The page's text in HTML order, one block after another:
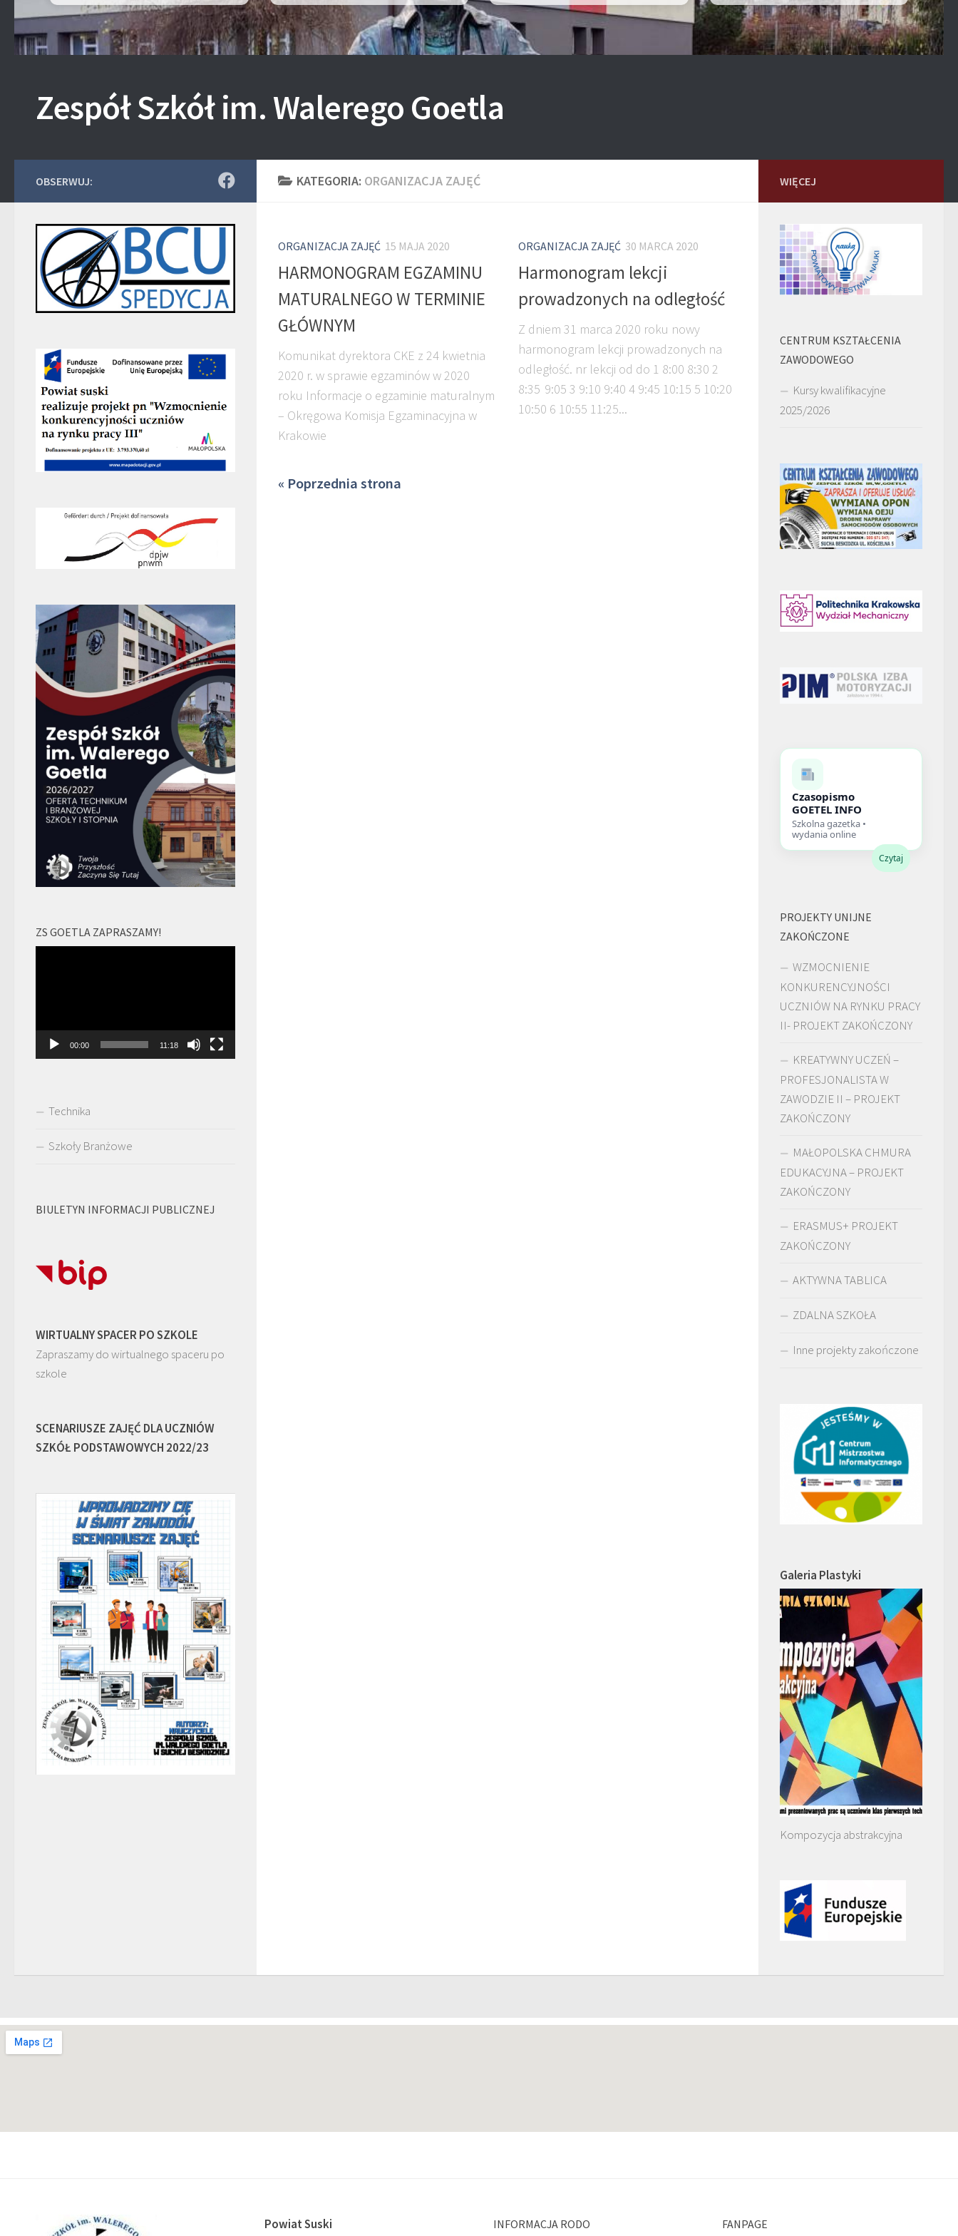
Zespół Szkół im. Walerego Goetla
KATEGORIA: ORGANIZACJA ZAJĘĆ
ORGANIZACJA ZAJĘĆ 15 MAJA 2020
HARMONOGRAM EGZAMINU
MATURALNEGO W TERMINIE
GŁÓWNYM
Komunikat dyrektora CKE z 24 kwietnia
2020 r. w sprawie egzaminów w 2020
roku Informacje o egzaminie maturalnym
– Okręgowa Komisja Egzaminacyjna w
Krakowie
ORGANIZACJA ZAJĘĆ 30 MARCA 2020
Harmonogram lekcji
prowadzonych na odległość
Z dniem 31 marca 2020 roku nowy
harmonogram lekcji prowadzonych na
odległość. nr lekcji od do 1 8:00 8:30 2
8:35 9:05 3 9:10 9:40 4 9:45 10:15 5 10:20
10:50 6 10:55 11:25...
« Poprzednia strona
OBSERWUJ:
ZS GOETLA ZAPRASZAMY!
00:00 11:18
Technika
Szkoły Branżowe
BIULETYN INFORMACJI PUBLICZNEJ
WIRTUALNY SPACER PO SZKOLE
Zapraszamy do wirtualnego spaceru po
szkole
SCENARIUSZE ZAJĘĆ DLA UCZNIÓW
SZKÓŁ PODSTAWOWYCH 2022/23
WIĘCEJ
CENTRUM KSZTAŁCENIA
ZAWODOWEGO
Kursy kwalifikacyjne
2025/2026
Czasopismo
GOETEL INFO
Szkolna gazetka •
wydania online
Czytaj
PROJEKTY UNIJNE
ZAKOŃCZONE
WZMOCNIENIE
KONKURENCYJNOŚCI
UCZNIÓW NA RYNKU PRACY
II- PROJEKT ZAKOŃCZONY
KREATYWNY UCZEŃ –
PROFESJONALISTA W
ZAWODZIE II – PROJEKT
ZAKOŃCZONY
MAŁOPOLSKA CHMURA
EDUKACYJNA – PROJEKT
ZAKOŃCZONY
ERASMUS+ PROJEKT
ZAKOŃCZONY
AKTYWNA TABLICA
ZDALNA SZKOŁA
Inne projekty zakończone
Galeria Plastyki
Kompozycja abstrakcyjna
Powiat Suski INFORMACJA RODO FANPAGE